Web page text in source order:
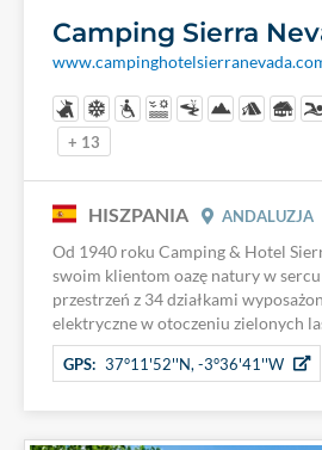
Camping Sierra
+ 13
HISZPANIA ANDALUZJA
Od 1940 roku Camping & Hotel
swoim klientom oazę natury w
przestrzeń z 34 działkami
elektryczne w otoczeniu zielonych
GPS: 37°11'52''N, -3°36'41''W